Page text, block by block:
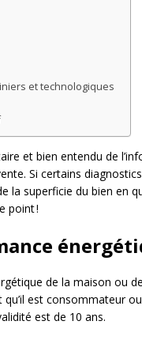
et technologiques
et bien entendu de
Si certains
superficie du bien en
point !
de la maison ou
est consommateur
est de 10 ans.